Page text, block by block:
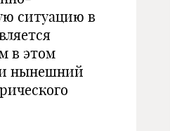
ситуацию в
в этом
нынешний